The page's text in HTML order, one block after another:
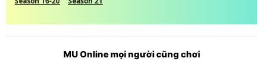
MU Online mọi người cũng chơi